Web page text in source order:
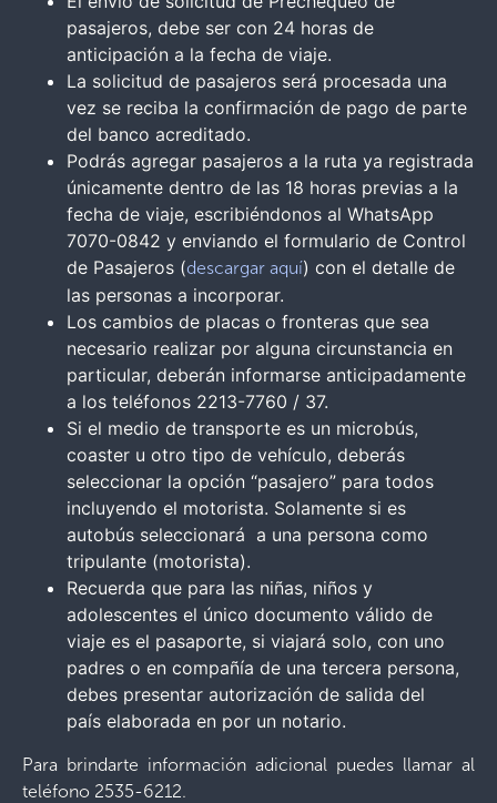
pasajeros, debe ser con 24 horas de
anticipación a la fecha de viaje.
La solicitud de pasajeros será procesada una
vez se reciba la confirmación de pago de parte
del banco acreditado.
Podrás agregar pasajeros a la ruta ya registrada
únicamente dentro de las 18 horas previas a la
fecha de viaje, escribiéndonos al WhatsApp
7070-0842 y enviando el formulario de Control
de Pasajeros (descargar aquí) con el detalle de
las personas a incorporar.
Los cambios de placas o fronteras que sea
necesario realizar por alguna circunstancia en
particular, deberán informarse anticipadamente
a los teléfonos 2213-7760 / 37.
Si el medio de transporte es un microbús,
coaster u otro tipo de vehículo, deberás
seleccionar la opción “pasajero” para todos
incluyendo el motorista. Solamente si es
autobús seleccionará a una persona como
tripulante (motorista).
Recuerda que para las niñas, niños y
adolescentes el único documento válido de
viaje es el pasaporte, si viajará solo, con uno
padres o en compañía de una tercera persona,
debes presentar autorización de salida del
país elaborada en por un notario.
Para brindarte información adicional puedes llamar al
teléfono 2535-6212.